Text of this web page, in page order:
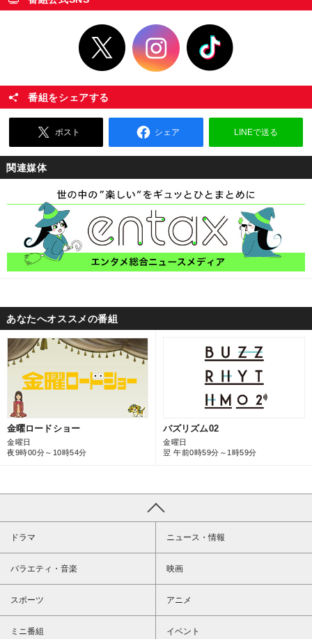
番組をシェアする
ポスト シェア LINEで送る
関連媒体
あなたへオススメの番組
金曜ロードショー
金曜日
夜9時00分～10時54分
バズリズム02
金曜日
翌 午前0時59分～1時59分
ドラマ ニュース・情報
バラエティ・音楽 映画
スポーツ アニメ
ミニ番組 イベント